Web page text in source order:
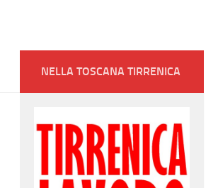
NELLA TOSCANA TIRRENICA